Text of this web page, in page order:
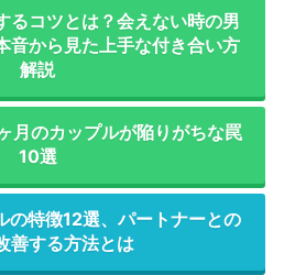
るコツとは？会えない時の男
音から見た上手な付き合い方
解説
月のカップルが陥りがちな罠
10選
の特徴12選、パートナーとの
善する方法とは